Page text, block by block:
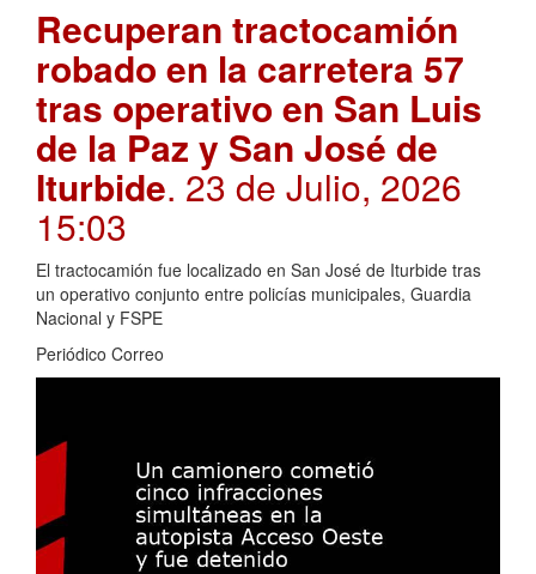
Recuperan tractocamión
robado en la carretera 57
tras operativo en San Luis
de la Paz y San José de
Iturbide. 23 de Julio, 2026
15:03
El tractocamión fue localizado en San José de Iturbide tras
un operativo conjunto entre policías municipales, Guardia
Nacional y FSPE
Periódico Correo